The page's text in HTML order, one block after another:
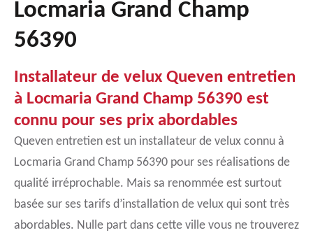
Locmaria Grand Champ
56390
Installateur de velux Queven entretien
à Locmaria Grand Champ 56390 est
connu pour ses prix abordables
Queven entretien est un installateur de velux connu à
Locmaria Grand Champ 56390 pour ses réalisations de
qualité irréprochable. Mais sa renommée est surtout
basée sur ses tarifs d’installation de velux qui sont très
abordables. Nulle part dans cette ville vous ne trouverez